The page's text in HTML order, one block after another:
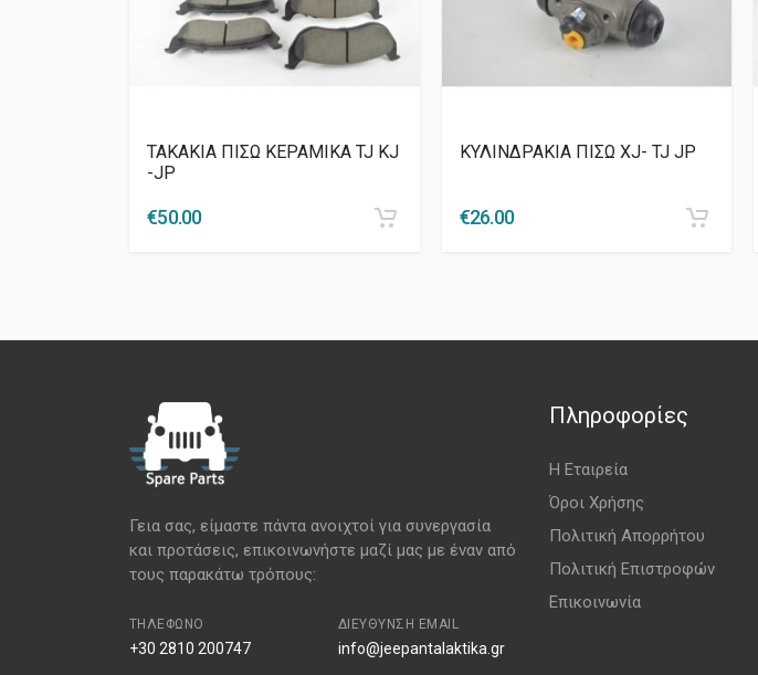
ΤΑΚΑΚΙΑ ΠΙΣΩ ΚΕΡΑΜΙΚΑ TJ KJ
-JP
€50.00
ΚΥΛΙΝΔΡΑΚΙΑ ΠΙΣΩ XJ- TJ JP
€26.00
Γεια σας, είμαστε πάντα ανοιχτοί για συνεργασία
και προτάσεις, επικοινωνήστε μαζί μας με έναν από
τους παρακάτω τρόπους:
ΤΗΛΈΦΩΝΟ
+30 2810 200747
ΔΙΕΎΘΥΝΣΗ EMAIL
info@jeepantalaktika.gr
Πληροφορίες
Η Εταιρεία
Όροι Χρήσης
Πολιτική Απορρήτου
Πολιτική Επιστροφών
Επικοινωνία